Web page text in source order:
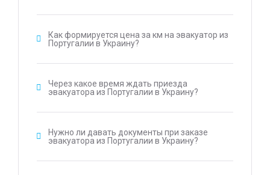
Как формируется цена за км на эвакуатор из
Португалии в Украину?
Через какое время ждать приезда
эвакуатора из Португалии в Украину?
Нужно ли давать документы при заказе
эвакуатора из Португалии в Украину?